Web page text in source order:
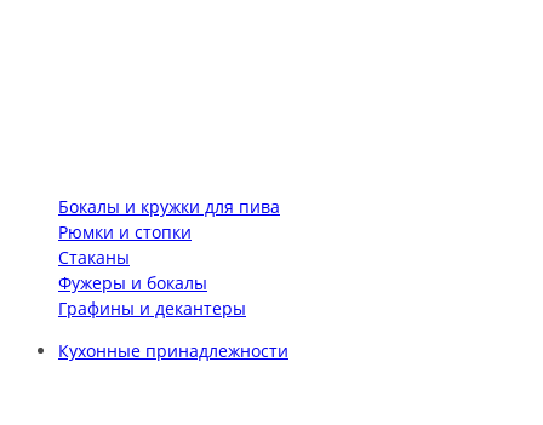
Бокалы и кружки для пива
Рюмки и стопки
Стаканы
Фужеры и бокалы
Графины и декантеры
Кухонные принадлежности